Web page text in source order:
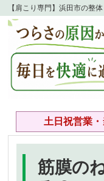
【肩こり専門】浜田市の整
土日祝営業・
筋膜の